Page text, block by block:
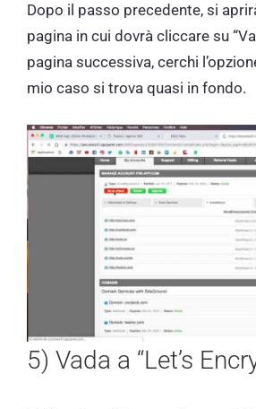
Dopo il passo precedente, si
pagina in cui dovrà cliccare su
pagina successiva, cerchi
mio caso si trova quasi in fondo.
5) Vada a “Let’s